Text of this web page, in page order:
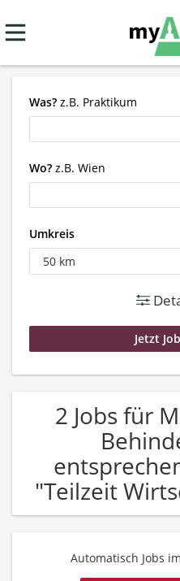
Was? z.B. Praktikum
Wo? z.B. Wien
Umkreis
2 Jobs für
"Teilzeit
Automatisch Jobs